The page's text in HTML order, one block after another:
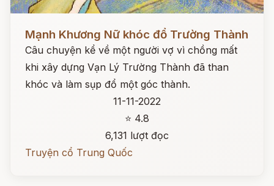
Mạnh Khương Nữ khóc đổ Trường Thành
Câu chuyện kể về một người vợ vì chồng mất
khi xây dựng Vạn Lý Trường Thành đã than
khóc và làm sụp đổ một góc thành.
11-11-2022
⭐ 4.8
6,131 lượt đọc
Truyện cổ Trung Quốc